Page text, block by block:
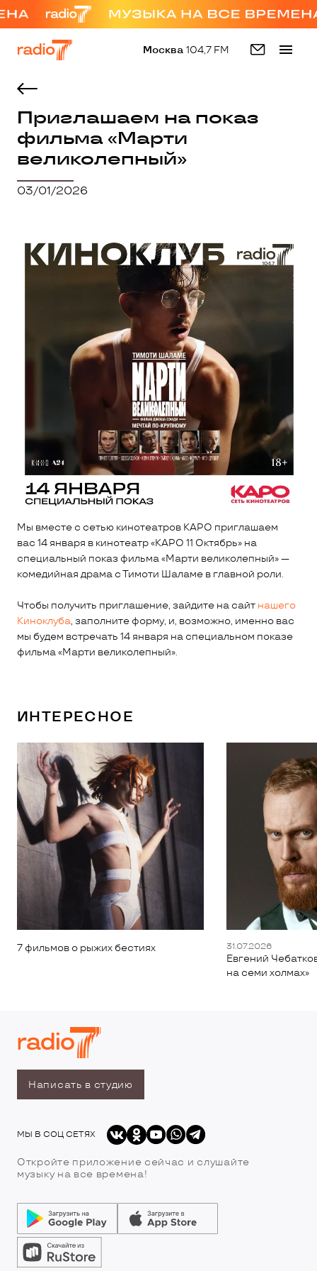
Москва 104,7 FM
Приглашаем на показ
фильма «Марти
великолепный»
03/01/2026
Мы вместе с сетью кинотеатров КАРО приглашаем
вас 14 января в кинотеатр «КАРО 11 Октябрь» на
специальный показ фильма «Марти великолепный» —
комедийная драма с Тимоти Шаламе в главной роли.
Чтобы получить приглашение, зайдите на сайт нашего
Киноклуба, заполните форму, и, возможно, именно вас
мы будем встречать 14 января на специальном показе
фильма «Марти великолепный».
ИНТЕРЕСНОЕ
7 фильмов о рыжих бестиях 31.07.2026
Евгений
на семи холмах»
Написать в студию
МЫ В СОЦ СЕТЯХ
Откройте приложение сейчас и слушайте
музыку на все времена!